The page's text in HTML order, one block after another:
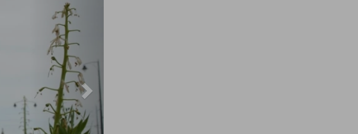
Copyright © 2026 Bevásárló és Tematikus utcák